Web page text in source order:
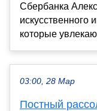
Сбербанка
искусственного
которые
03:00, 28 Мар
Постный